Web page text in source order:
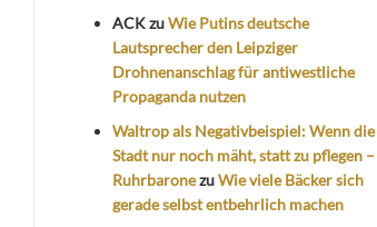
ACKzuWie Putins deutsche
Lautsprecher den Leipziger
Drohnenanschlag für antiwestliche
Propaganda nutzen
Waltrop als Negativbeispiel: Wenn die
Stadt nur noch mäht, statt zu pflegen –
RuhrbaronezuWie viele Bäcker sich
gerade selbst entbehrlich machen